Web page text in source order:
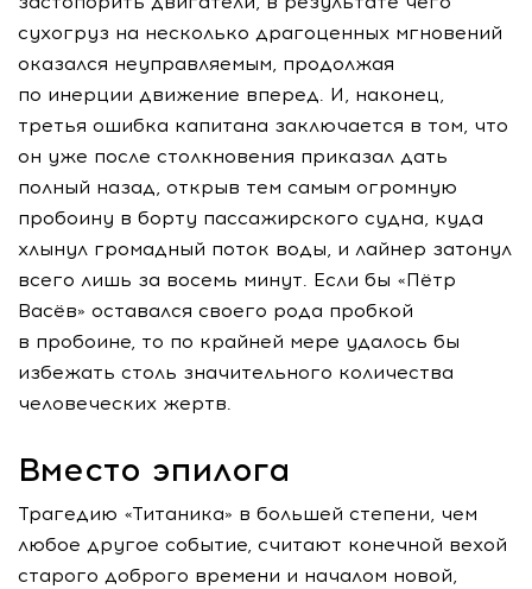
сухогруз на несколько драгоценных мгновений
оказался неуправляемым, продолжая
по инерции движение вперед. И, наконец,
третья ошибка капитана заключается в том, что
он уже после столкновения приказал дать
полный назад, открыв тем самым огромную
пробоину в борту пассажирского судна, куда
хлынул громадный поток воды, и лайнер затонул
всего лишь за восемь минут. Если бы «Пётр
Васёв» оставался своего рода пробкой
в пробоине, то по крайней мере удалось бы
избежать столь значительного количества
человеческих жертв.
Вместо эпилога
Трагедию «Титаника» в большей степени, чем
любое другое событие, считают конечной вехой
старого доброго времени и началом новой,